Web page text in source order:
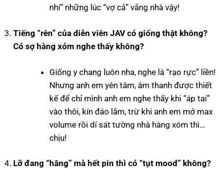
nhí” những lúc “vợ cả” vắng nhà vậy!
Tiếng “rên” của diễn viên JAV có giống thật không?
Có sợ hàng xóm nghe thấy không?
Giống y chang luôn nha, nghe là “rạo rực” liền!
Nhưng anh em yên tâm, âm thanh được thiết
kế để chỉ mình anh em nghe thấy khi “áp tai”
vào thôi, kín đáo lắm, trừ khi anh em mở max
volume rồi dí sát tường nhà hàng xóm thì…
chịu!
Lỡ đang “hăng” mà hết pin thì có “tụt mood” không?